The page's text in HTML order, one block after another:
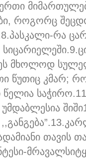
ერთი
როგორც
8.პასკალი-რა
მხოლოდ
წუთიც კმარ;
საჭირო.
შიში
თავის